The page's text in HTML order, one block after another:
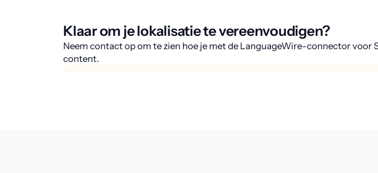
Klaar om je lokalisatie te vereenvoudigen?
Neem contact op om te zien hoe je met de LanguageWire-connector
content.